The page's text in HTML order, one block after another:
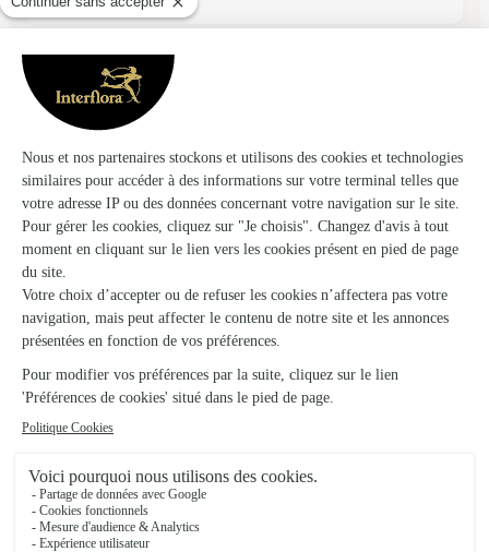
★ ★ ★
Bien pratique
Bien pratique
19/02/2026
★ ★ ★ ★ ★
Réalisation et livraison conforment à…
Réalisation et livraison conforment à la photo du site. Date de
livraison respectée. Photos dès que la livraison est effectuée.
10/04/2026
Au top
Au top, comme d'habitude